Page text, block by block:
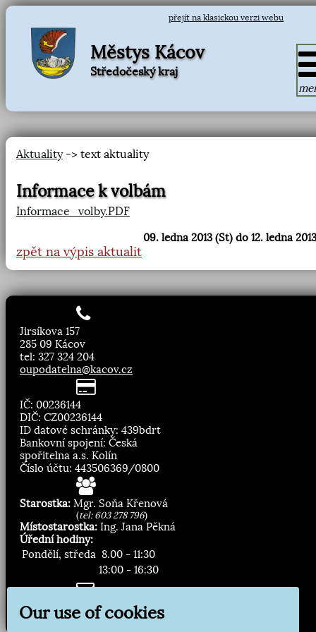
přejít na klasickou verzi webu
Městys Kácov
Středočeský kraj
Aktuality-> text aktuality
Informace k volbám
Informace_volby.PDF
09. ledna 2013 (St) do 12. ledna
zpět na výpis aktualit
Jirsíkova 157
285 09 Kácov
tel: 327 324 204
oupodatelna@kacov.cz
IČ: 00236144
DIČ: CZ00236144
ID datové schránky: 439bdrt
Bankovní spojení: Česká
spořitelna a.s. Kolín
Číslo účtu: 443506369/0800
Starostka: Mgr. Soňa Křenová
(tel: 603 278 796)
Místostarostka: Ing. Jana Pěkná
Úřední hodiny:
Pondělí, středa 8.00 - 11:30
13:00 - 16:30
Zasílání novinek:
Our use of cookies